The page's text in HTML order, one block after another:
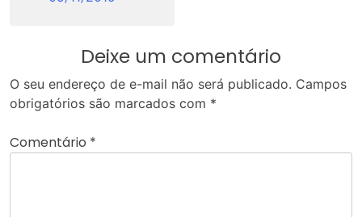
Deixe um comentário
O seu endereço de e-mail não será publicado. Campos
obrigatórios são marcados com *
Comentário *